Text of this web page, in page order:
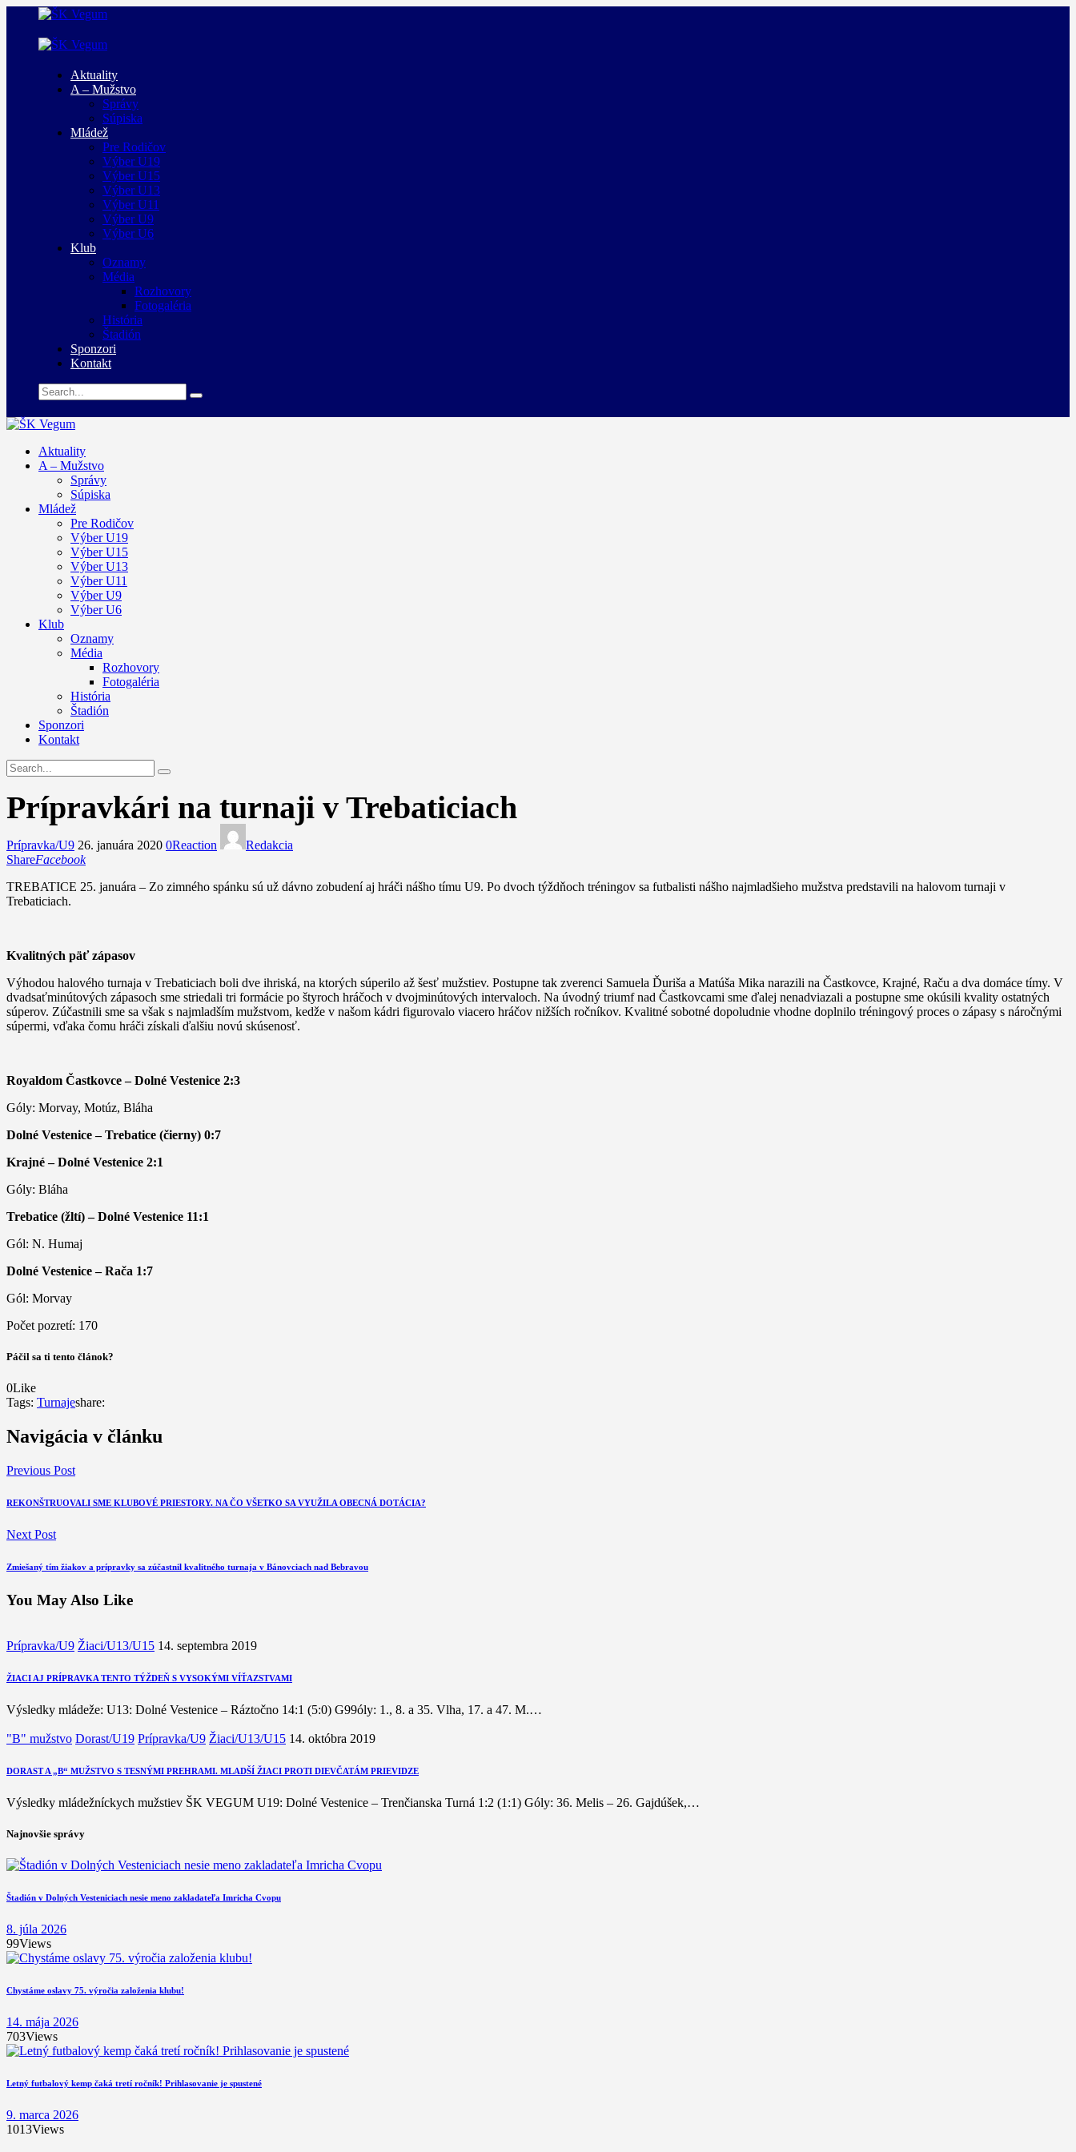
Aktuality
A – Mužstvo
Správy
Súpiska
Mládež
Pre Rodičov
Výber U19
Výber U15
Výber U13
Výber U11
Výber U9
Výber U6
Klub
Oznamy
Média
Rozhovory
Fotogaléria
História
Štadión
Sponzori
Kontakt
Aktuality
A – Mužstvo
Správy
Súpiska
Mládež
Pre Rodičov
Výber U19
Výber U15
Výber U13
Výber U11
Výber U9
Výber U6
Klub
Oznamy
Média
Rozhovory
Fotogaléria
História
Štadión
Sponzori
Kontakt
Prípravkári na turnaji v Trebaticiach
Prípravka/U9 26. januára 2020 0Reaction
Redakcia
ShareFacebook
TREBATICE 25. januára – Zo zimného spánku sú už dávno zobudení aj hráči nášho tímu U9. Po dvoch týždňoch tréningov sa futbalisti nášho najmladšieho mužstva predstavili na halovom turnaji v
Trebaticiach.
Kvalitných päť zápasov
Výhodou halového turnaja v Trebaticiach boli dve ihriská, na ktorých súperilo až šesť mužstiev. Postupne tak zverenci Samuela Ďuriša a Matúša Mika narazili na Častkovce, Krajné, Raču a dva domáce tímy. V
dvadsaťminútových zápasoch sme striedali tri formácie po štyroch hráčoch v dvojminútových intervaloch. Na úvodný triumf nad Častkovcami sme ďalej nenadviazali a postupne sme okúsili kvality ostatných
súperov. Zúčastnili sme sa však s najmladším mužstvom, kedže v našom kádri figurovalo viacero hráčov nižších ročníkov. Kvalitné sobotné dopoludnie vhodne doplnilo tréningový proces o zápasy s náročnými
súpermi, vďaka čomu hráči získali ďalšiu novú skúsenosť.
Royaldom Častkovce – Dolné Vestenice 2:3
Góly: Morvay, Motúz, Bláha
Dolné Vestenice – Trebatice (čierny) 0:7
Krajné – Dolné Vestenice 2:1
Góly: Bláha
Trebatice (žltí) – Dolné Vestenice 11:1
Gól: N. Humaj
Dolné Vestenice – Rača 1:7
Gól: Morvay
Počet pozretí: 170
Páčil sa ti tento článok?
0Like
Tags: Turnajeshare:
Navigácia v článku
Previous Post
REKONŠTRUOVALI SME KLUBOVÉ PRIESTORY. NA ČO VŠETKO SA VYUŽILA OBECNÁ DOTÁCIA?
Next Post
Zmiešaný tím žiakov a prípravky sa zúčastnil kvalitného turnaja v Bánovciach nad Bebravou
You May Also Like
Prípravka/U9 Žiaci/U13/U15 14. septembra 2019
ŽIACI AJ PRÍPRAVKA TENTO TÝŽDEŇ S VYSOKÝMI VÍŤAZSTVAMI
Výsledky mládeže: U13: Dolné Vestenice – Ráztočno 14:1 (5:0) G99óly: 1., 8. a 35. Vlha, 17. a 47. M.…
"B" mužstvo Dorast/U19 Prípravka/U9 Žiaci/U13/U15 14. októbra 2019
DORAST A „B“ MUŽSTVO S TESNÝMI PREHRAMI. MLADŠÍ ŽIACI PROTI DIEVČATÁM PRIEVIDZE
Výsledky mládežníckych mužstiev ŠK VEGUM U19: Dolné Vestenice – Trenčianska Turná 1:2 (1:1) Góly: 36. Melis – 26. Gajdúšek,…
Najnovšie správy
Štadión v Dolných Vesteniciach nesie meno zakladateľa Imricha Cvopu
8. júla 2026
99Views
Chystáme oslavy 75. výročia založenia klubu!
14. mája 2026
703Views
Letný futbalový kemp čaká tretí ročník! Prihlasovanie je spustené
9. marca 2026
1013Views